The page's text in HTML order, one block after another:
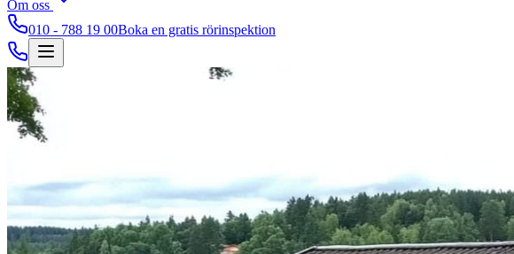
Om oss
010 - 788 19 00Boka en gratis rörinspektion